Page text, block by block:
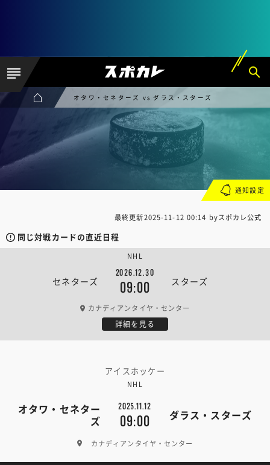
オタワ・セネターズ vs ダラス・スターズ
最終更新2025-11-12 00:14 byスポカレ公式
同じ対戦カードの直近日程
セネターズ
2026.12.30
09:00 スターズ
NHL
カナディアンタイヤ・センター
詳細を見る
アイスホッケー
NHL
オタワ・セネター
ズ
2025.11.12
09:00 ダラス・スターズ
カナディアンタイヤ・センター
通知設定